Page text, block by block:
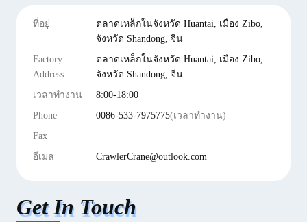
ที่อยู่
ตลาดเหล็กในจังหวัด Huantai, เมือง Zibo,
จังหวัด Shandong, จีน
Factory
Address
ตลาดเหล็กในจังหวัด Huantai, เมือง Zibo,
จังหวัด Shandong, จีน
เวลาทํางาน
8:00-18:00
Phone
0086-533-7975775(เวลาทํางาน)
Fax
อีเมล
CrawlerCrane@outlook.com
Get In Touch